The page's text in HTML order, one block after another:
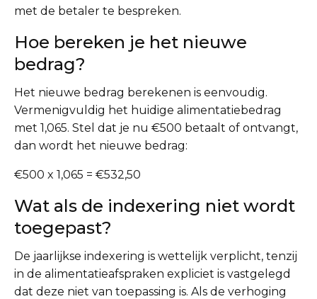
met de betaler te bespreken.
Hoe bereken je het nieuwe
bedrag?
Het nieuwe bedrag berekenen is eenvoudig.
Vermenigvuldig het huidige alimentatiebedrag
met 1,065. Stel dat je nu €500 betaalt of ontvangt,
dan wordt het nieuwe bedrag:
€500 x 1,065 = €532,50
Wat als de indexering niet wordt
toegepast?
De jaarlijkse indexering is wettelijk verplicht, tenzij
in de alimentatieafspraken expliciet is vastgelegd
dat deze niet van toepassing is. Als de verhoging